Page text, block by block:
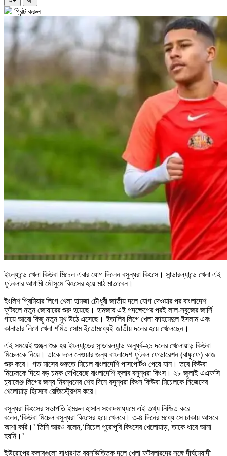
প্রিন্ট করুন
ইংল্যান্ডে খেলা কিউবা মিচেল এবার যোগ দিলেন বসুন্ধরা কিংসে। সান্ডারল্যান্ডে খেলা এই
ফুটবলার আগামী মৌসুমে কিংসের হয়ে মাঠ মাতাবেন।
ইংলিশ প্রিমিয়ার লিগে খেলা হামজা চৌধুরী জাতীয় দলে যোগ দেওয়ার পর বাংলাদেশ
ফুটবলে নতুন জোয়ারের শুরু হয়েছে। হামজার এই পদক্ষেপের পরই লাল-সবুজের জার্সি
গায়ে আরো কিছু নতুন মুখ উঠে এসেছে। ইতালির লিগে খেলা ফাহমেদুল ইসলাম এবং
কানাডার লিগে খেলা শমিত সোম ইতোমধ্যেই জাতীয় দলের হয়ে খেলেছেন।
এই সময়েই গুঞ্জন শুরু হয় ইংল্যান্ডের সান্ডারল্যান্ড অনূর্ধ্ব-২১ দলের খেলোয়াড় কিউবা
মিচেলকে নিয়ে। তাকে দলে নেওয়ার জন্য বাংলাদেশ ফুটবল ফেডারেশন (বাফুফে) কাজ
শুরু করে। গত মাসের শুরুতে মিচেল বাংলাদেশি পাসপোর্টও পেয়ে যান। তবে কিউবা
মিচেলকে দিয়ে বড় চমক দেখিয়েছে বাংলাদেশি ক্লাব বসুন্ধরা কিংস। ২৮ জুলাই এএফসি
চ্যালেঞ্জ লিগের জন্য নিবন্ধনের শেষ দিনে বসুন্ধরা কিংস কিউবা মিচেলকে নিজেদের
খেলোয়াড় হিসেবে রেজিস্ট্রেশন করে।
বসুন্ধরা কিংসের সভাপতি ইমরুল হাসান সংবাদমাধ্যমে এই তথ্য নিশ্চিত করে
বলেন,‘কিউবা মিচেল বসুন্ধরা কিংসের হয়ে খেলবে। ৩-৪ দিনের মধ্যে সে ঢাকায় আসবে
আশা করি।’ তিনি আরও বলেন,‘মিচেল পুরোপুরি কিংসের খেলোয়াড়, তাকে ধারে আনা
হয়নি।’
ইউরোপের ক্লাবগুলো সাধারণত বয়সভিত্তিক দলে খেলা ফুটবলারদের সঙ্গে দীর্ঘমেয়াদী